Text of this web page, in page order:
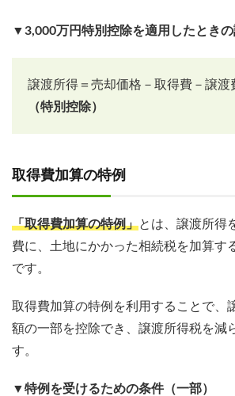
▼3,000万円特別控除を適用したとき
譲渡所得＝売却価格－取得費－譲渡
（特別控除）
取得費加算の特例
「取得費加算の特例」とは、譲渡所得
費に、土地にかかった相続税を加算す
です。
取得費加算の特例を利用することで、
額の一部を控除でき、譲渡所得税を減
す。
▼特例を受けるための条件（一部）